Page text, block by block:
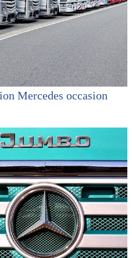
Mercedes occasion